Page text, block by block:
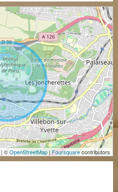
| ©OpenStreetMap |Foursquarecontributors